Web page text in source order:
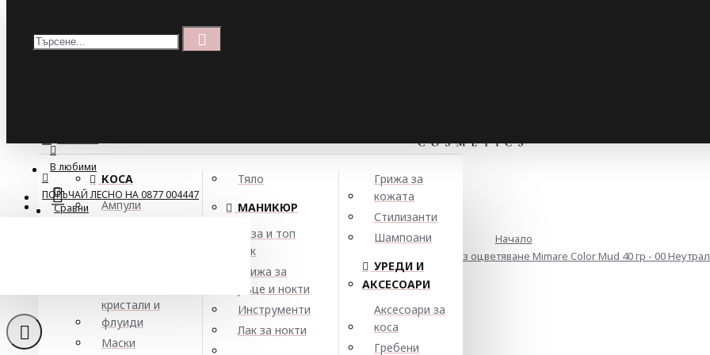
Кошница
В любими
Сравни
КОСА
Ампули
кристали и
флуиди
Маски
Тяло
МАНИКЮР
База и топ
лак
Грижа за
ръце и нокти
Инструменти
Лак за нокти
Грижа за
кожата
Стилизанти
Шампоани
УРЕДИ И
АКСЕСОАРИ
Аксесоари за
коса
Гребени
ПОРЪЧАЙ ЛЕСНО НА 0877 004447
Начало
Натурална грижа и блясък без оцветяване Mimare Color Mud 40 гр - 00